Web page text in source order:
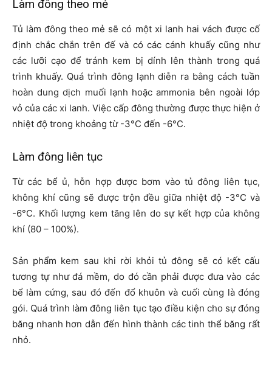
Làm đông theo mẻ
Tủ làm đông theo mẻ sẽ có một xi lanh hai vách được cố
định chắc chắn trên đế và có các cánh khuấy cũng như
các lưỡi cạo để tránh kem bị dính lên thành trong quá
trình khuấy. Quá trình đông lạnh diễn ra bằng cách tuần
hoàn dung dịch muối lạnh hoặc ammonia bên ngoài lớp
vỏ của các xi lanh. Việc cấp đông thường được thực hiện ở
nhiệt độ trong khoảng từ -3°C đến -6°C.
Làm đông liên tục
Từ các bể ủ, hỗn hợp được bơm vào tủ đông liên tục,
không khí cũng sẽ được trộn đều giữa nhiệt độ -3°C và
-6°C. Khối lượng kem tăng lên do sự kết hợp của không
khí (80 – 100%).
Sản phẩm kem sau khi rời khỏi tủ đông sẽ có kết cấu
tương tự như đá mềm, do đó cần phải được đưa vào các
bể làm cứng, sau đó đến đổ khuôn và cuối cùng là đóng
gói. Quá trình làm đông liên tục tạo điều kiện cho sự đóng
băng nhanh hơn dẫn đến hình thành các tinh thể băng rất
nhỏ.